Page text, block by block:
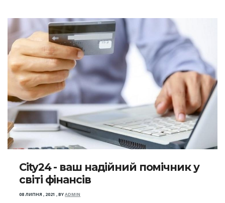
City24 - ваш надійний помічник у
світі фінансів
08 ЛИПНЯ , 2021 ,BYADMIN